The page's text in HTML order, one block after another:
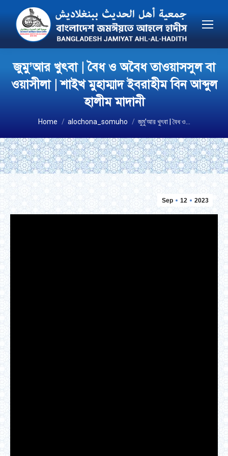
জুমু’আর খুৎবা | বৈধ ও অবৈধ তাওয়াসসুল বা
ওয়াসীলা | শাইখ মুহাম্মাদ ইবরাহীম বিন আব্দুল
হালীম মাদানী
You are here:
Home alochona_somuho জুমু’আর খুৎবা | বৈধ ও…
Sep 12 2023